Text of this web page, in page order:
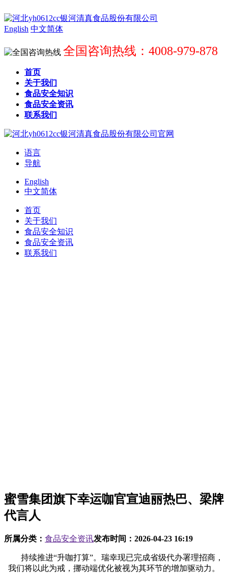
English 中文简体
全国咨询热线：4008-979-878
首页
关于我们
食品安全知识
食品安全资讯
联系我们
语言
导航
English
中文简体
首页
关于我们
食品安全知识
食品安全资讯
联系我们
蜜雪集团旗下幸运咖官宣迪丽热巴、梁牌
代言人
所属分类： 食品安全资讯发布时间： 2026-04-23 16:19
持续推进“升咖打算”。瑞幸现已完成省级代办署理招商，
我们将以此为戒，挪动端优化被视为其环节的增加驱动力。